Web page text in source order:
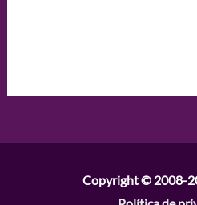
Copyright © 2008-